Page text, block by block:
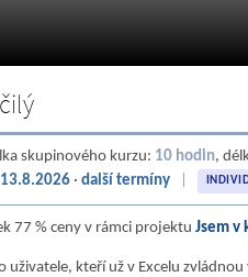
skupinového kurzu: 10 hodin,
· další termíny
77 % ceny v rámci projektu Jsem v
uživatele, kteří už v Excelu